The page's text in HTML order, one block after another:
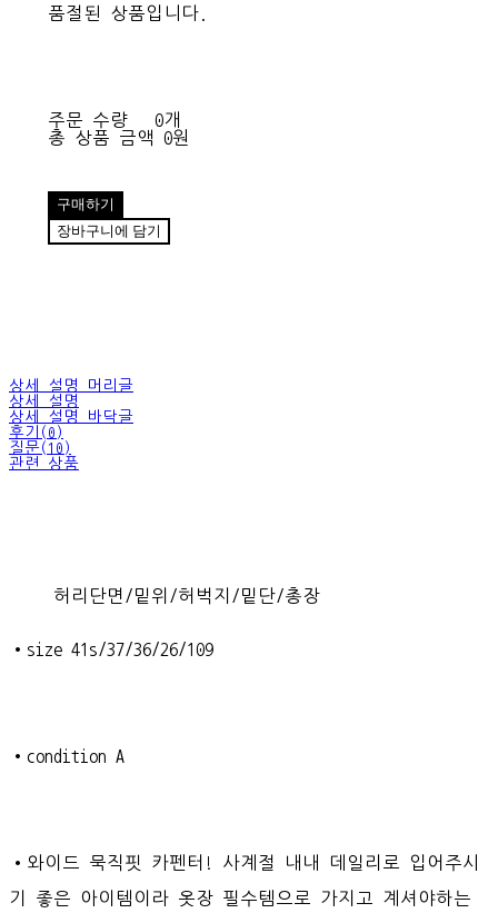
품절된 상품입니다.
주문 수량
0개
총 상품 금액
0원
구매하기
장바구니에 담기
상세 설명 머리글
상세 설명
상세 설명 바닥글
후기(0)
질문(10)
관련 상품
허리단면/밑위/허벅지/밑단/총장
•size 41s/37/36/26/109
•condition A
•와이드 묵직핏 카펜터! 사계절 내내 데일리로 입어주시
기 좋은 아이템이라 옷장 필수템으로 가지고 계셔야하는